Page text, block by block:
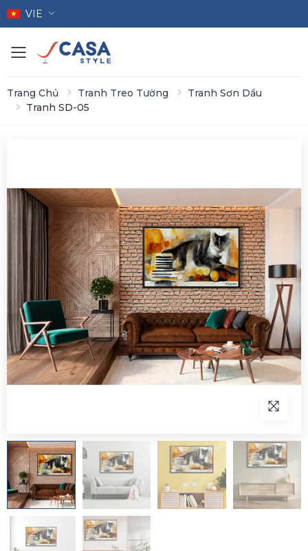
VIE
Toggle mobile menu
Trang Chủ Tranh Treo Tường
Tranh Sơn Dầu
Tranh SD-05